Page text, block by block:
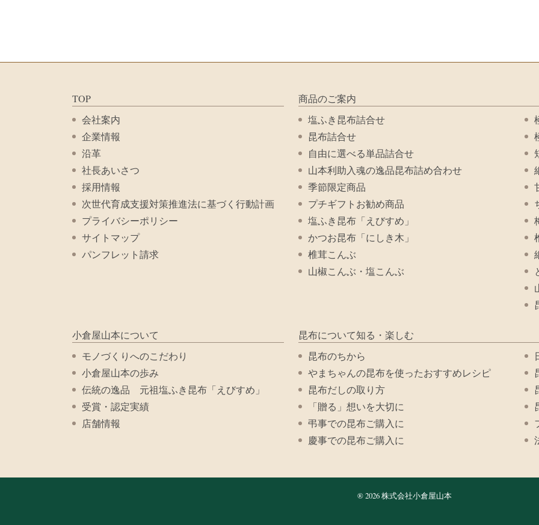
TOP
会社案内
企業情報
沿革
社長あいさつ
採用情報
次世代育成支援対策推進法に基づく行動計画
プライバシーポリシー
サイトマップ
パンフレット請求
商品のご案内
塩ふき昆布詰合せ
昆布詰合せ
自由に選べる単品詰合せ
山本利助入魂の逸品昆布詰め合わせ
季節限定商品
プチギフトお勧め商品
塩ふき昆布「えびすめ」
かつお昆布「にしき木」
椎茸こんぶ
山椒こんぶ・塩こんぶ
小倉屋山本について
モノづくりへのこだわり
小倉屋山本の歩み
伝統の逸品 元祖塩ふき昆布「えびすめ」
受賞・認定実績
店舗情報
昆布について知る・楽しむ
昆布のちから
やまちゃんの昆布を使ったおすすめレシピ
昆布だしの取り方
「贈る」想いを大切に
弔事での昆布ご購入に
慶事での昆布ご購入に
® 2026 株式会社小倉屋山本